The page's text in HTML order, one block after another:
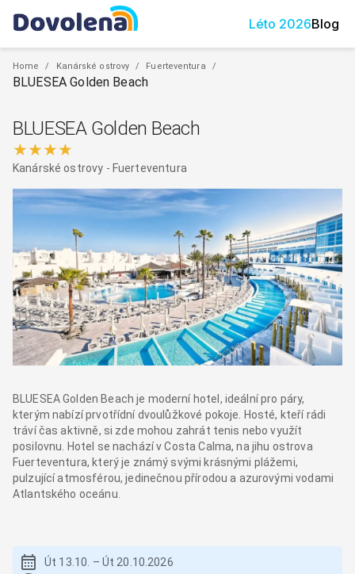
Léto 2026Blog
Home / Kanárské ostrovy / Fuerteventura /
BLUESEA Golden Beach
BLUESEA Golden Beach
★★★★
Kanárské ostrovy - Fuerteventura
BLUESEA Golden Beach je moderní hotel, ideální pro páry,
kterým nabízí prvotřídní dvoulůžkové pokoje. Hosté, kteří rádi
tráví čas aktivně, si zde mohou zahrát tenis nebo využít
posilovnu. Hotel se nachází v Costa Calma, na jihu ostrova
Fuerteventura, který je známý svými krásnými plážemi,
pulzující atmosférou, jedinečnou přírodou a azurovými vodami
Atlantského oceánu.
Út 13.10. – Út 20.10.2026